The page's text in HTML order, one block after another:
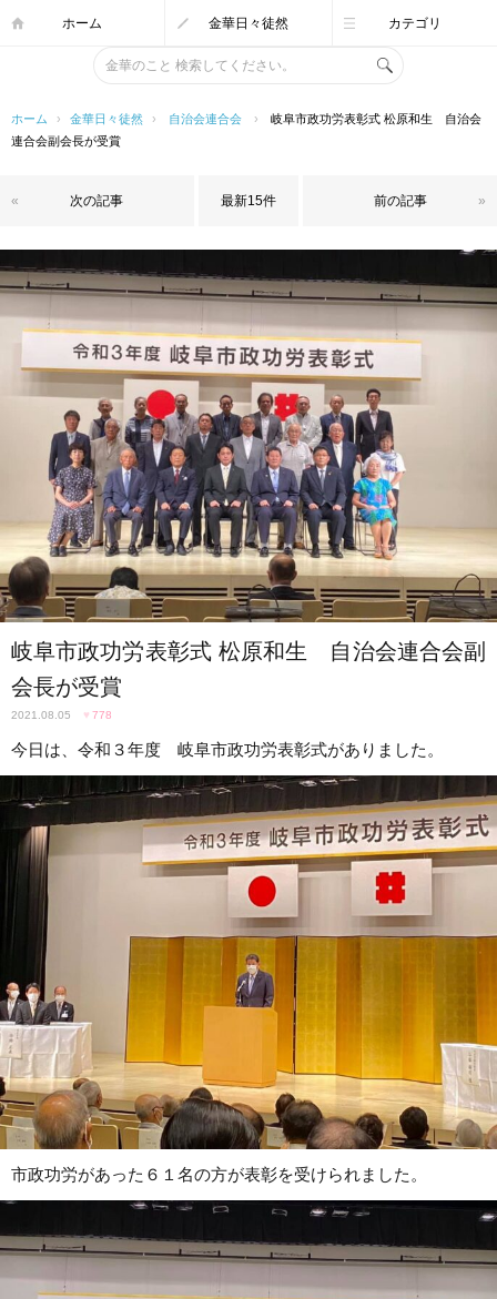
ホーム 金華日々徒然 カテゴリ
ホーム › 金華日々徒然 › 自治会連合会 ›
岐阜市政功労表彰式 松原和生 自治会
連合会副会長が受賞
次の記事
« 最新15件 前の記事 »
岐阜市政功労表彰式 松原和生 自治会連合会副
会長が受賞
2021.08.05 ♥ 778
今日は、令和３年度 岐阜市政功労表彰式がありました。
市政功労があった６１名の方が表彰を受けられました。